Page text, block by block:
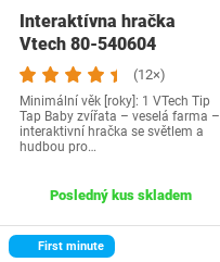
Interaktívna hračka
Vtech 80-540604
(12×)
Minimální věk [roky]: 1 VTech Tip
Tap Baby zvířata – veselá farma –
interaktivní hračka se světlem a
hudbou pro…
Posledný kus skladem
First minute